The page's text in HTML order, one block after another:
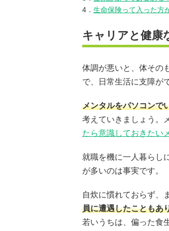
4． 生命保険って入った方
キャリアと健康
体調が悪いと、体その
で、日常生活に支障が
メンタルをパソコンで
考えていきましょう。
たら意識しておきたい
就職を機に一人暮らし
が多いのは事実です。
自炊に慣れておらず、
員に遭遇したこともあ
若いうちは、偏った食